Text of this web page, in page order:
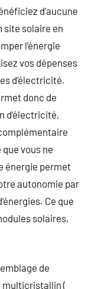
d’aucune
site solaire en
l’énergie
vos dépenses
d’électricité.
donc de
d’électricité,
vous ne
énergie permet
autonomie par
Ce que
solaires,
de
multicristallin (